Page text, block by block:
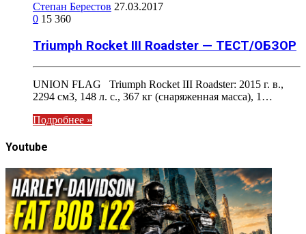
Степан Берестов 27.03.2017
0 15 360
Triumph Rocket III Roadster — ТЕСТ/ОБЗОР
UNION FLAG Triumph Rocket III Roadster: 2015 г. в.,
2294 см3, 148 л. с., 367 кг (снаряженная масса), 1…
Подробнее »
Youtube